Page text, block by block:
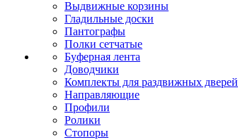
Выдвижные корзины
Гладильные доски
Пантографы
Полки сетчатые
Буферная лента
Доводчики
Комплекты для раздвижных дверей
Направляющие
Профили
Ролики
Стопоры